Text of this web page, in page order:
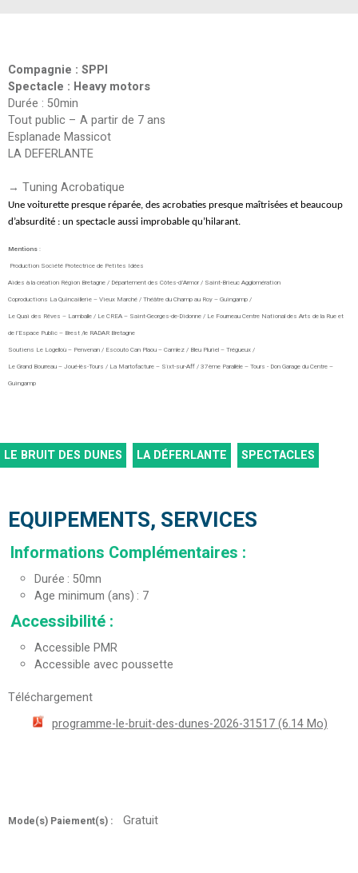
Compagnie : SPPI
Spectacle : Heavy motors
Durée : 50min
Tout public – A partir de 7 ans
Esplanade Massicot
LA DEFERLANTE
→ Tuning Acrobatique
Une voiturette presque réparée, des acrobaties presque maîtrisées et beaucoup
d’absurdité : un spectacle aussi improbable qu’hilarant.
Mentions:
Production Société Protectrice de Petites Idées
Aides à la création Région Bretagne / Département des Côtes-d’Armor / Saint-Brieuc Agglomération
Coproductions La Quincaillerie – Vieux Marché / Théâtre du Champ au Roy – Guingamp /
Le Quai des Rêves – Lamballe / Le CREA – Saint-Georges-de-Didonne / Le Fourneau Centre National des Arts de la Rue et
de l’Espace Public – Brest /le RADAR Bretagne
Soutiens Le Logelloù – Penvenan / Escouto Can Plaou – Camlez / Bleu Pluriel – Trégueux /
Le Grand Bourreau – Joué-lès-Tours / La Martofacture – Sixt-sur-Aff / 37ème Parallèle – Tours - Don Garage du Centre –
Guingamp
LE BRUIT DES DUNES LA DÉFERLANTE SPECTACLES
EQUIPEMENTS, SERVICES
Informations Complémentaires :
Durée 50mn
Age minimum (ans) 7
Accessibilité :
Accessible PMR
Accessible avec poussette
Téléchargement
programme-le-bruit-des-dunes-2026-31517(6.14 Mo)
Mode(s) Paiement(s) : Gratuit